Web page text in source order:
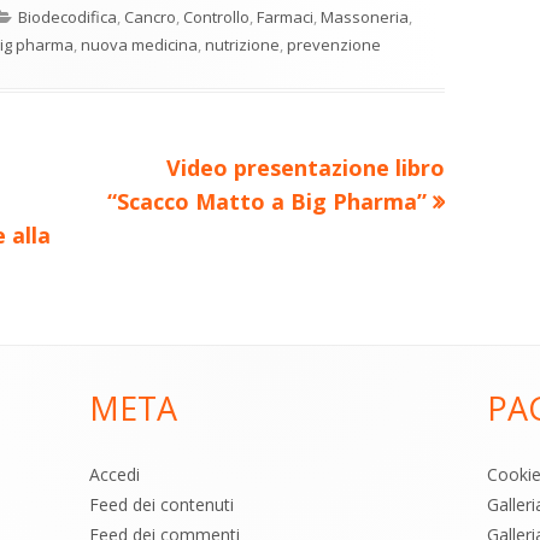
Categorie
Biodecodifica, Cancro, Controllo,Farmaci,Massoneria,
pharma,nuova medicina,nutrizione,prevenzione
alla
Nuovo
articolo:
Video presentazione libro
“Scacco Matto a Big Pharma”
META
Accedi
Feed dei contenuti
Feed dei commenti